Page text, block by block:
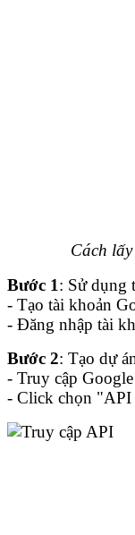
Cách
Bước 1: Sử dụng
- Tạo tài khoản
- Đăng nhập tài
Bước 2: Tạo dự
- Truy cập
- Click chọn